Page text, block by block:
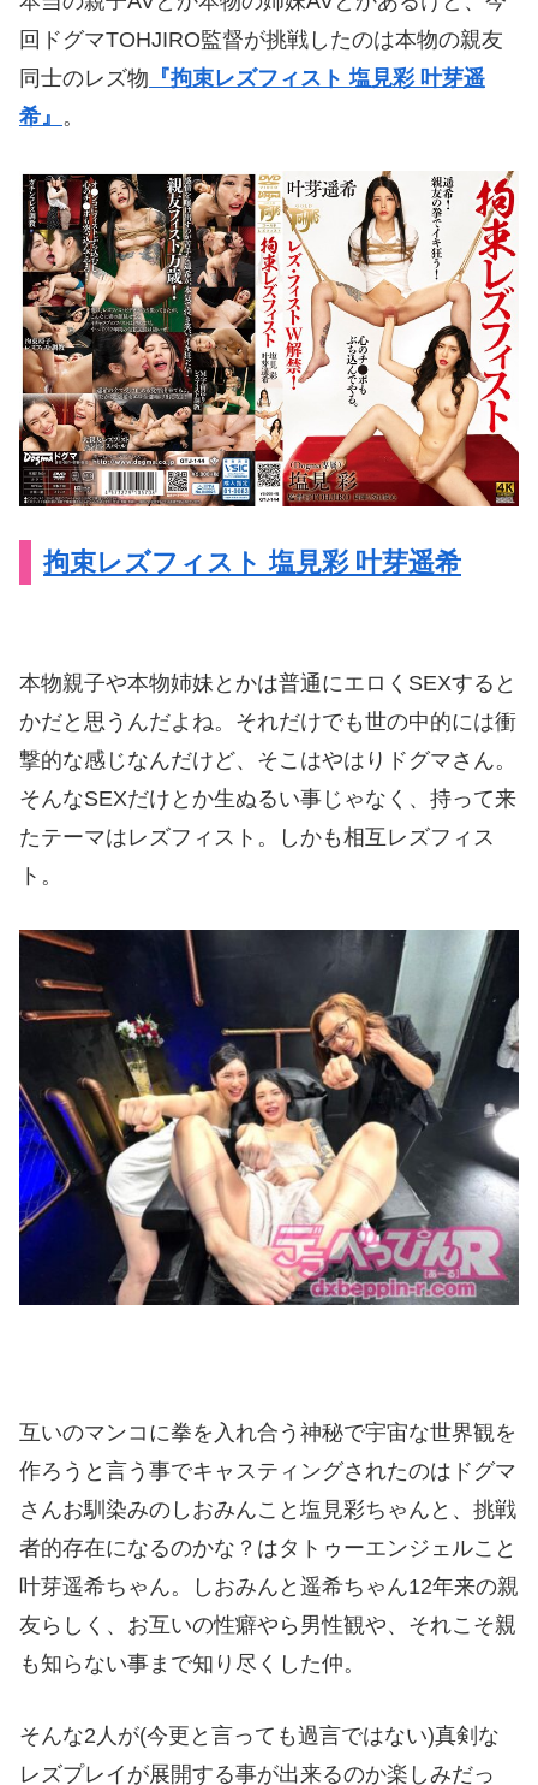
回ドグマTOHJIRO監督が挑戦したのは本物の親友
同士のレズ物 『拘束レズフィスト 塩見彩 叶芽遥
希』 。
拘束レズフィスト 塩見彩 叶芽遥希
本物親子や本物姉妹とかは普通にエロくSEXすると
かだと思うんだよね。それだけでも世の中的には衝
撃的な感じなんだけど、そこはやはりドグマさん。
そんなSEXだけとか生ぬるい事じゃなく、持って来
たテーマはレズフィスト。しかも相互レズフィス
ト。
互いのマンコに拳を入れ合う神秘で宇宙な世界観を
作ろうと言う事でキャスティングされたのはドグマ
さんお馴染みのしおみんこと塩見彩ちゃんと、挑戦
者的存在になるのかな？はタトゥーエンジェルこと
叶芽遥希ちゃん。しおみんと遥希ちゃん12年来の親
友らしく、お互いの性癖やら男性観や、それこそ親
も知らない事まで知り尽くした仲。
そんな2人が(今更と言っても過言ではない)真剣な
レズプレイが展開する事が出来るのか楽しみだっ